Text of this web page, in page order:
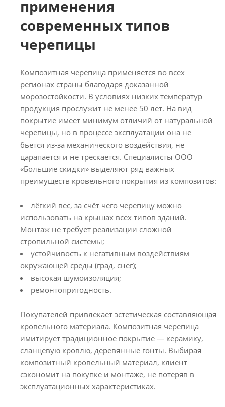
применения
современных типов
черепицы
Композитная черепица применяется во всех
регионах страны благодаря доказанной
морозостойкости. В условиях низких температур
продукция прослужит не менее 50 лет. На вид
покрытие имеет минимум отличий от натуральной
черепицы, но в процессе эксплуатации она не
бьётся из-за механического воздействия, не
царапается и не трескается. Специалисты ООО
«Большие скидки» выделяют ряд важных
преимуществ кровельного покрытия из композитов:
лёгкий вес, за счёт чего черепицу можно
использовать на крышах всех типов зданий.
Монтаж не требует реализации сложной
стропильной системы;
устойчивость к негативным воздействиям
окружающей среды (град, снег);
высокая шумоизоляция;
ремонтопригодность.
Покупателей привлекает эстетическая составляющая
кровельного материала. Композитная черепица
имитирует традиционное покрытие — керамику,
сланцевую кровлю, деревянные гонты. Выбирая
композитный кровельный материал, клиент
сэкономит на покупке и монтаже, не потеряв в
эксплуатационных характеристиках.